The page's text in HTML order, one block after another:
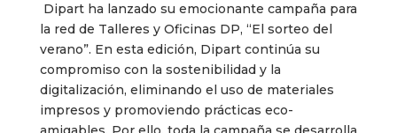
Dipart ha lanzado su emocionante campaña para
la red de Talleres y Oficinas DP, “El sorteo del
verano”. En esta edición, Dipart continúa su
compromiso con la sostenibilidad y la
digitalización, eliminando el uso de materiales
impresos y promoviendo prácticas eco-